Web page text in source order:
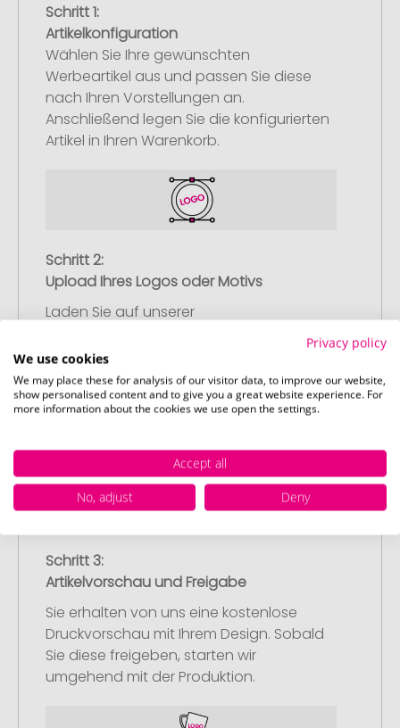
Schritt 1:
Artikelkonfiguration
Wählen Sie Ihre gewünschten
Werbeartikel aus und passen Sie diese
nach Ihren Vorstellungen an.
Anschließend legen Sie die konfigurierten
Artikel in Ihren Warenkorb.
Schritt 2:
Upload Ihres Logos oder Motivs
Laden Sie auf unserer
Bestellabschlussseite (Checkout) Ihr Logo
oder Motiv hoch und schließen Sie Ihre
Bestellung ab. Falls Sie gerade keine
passende Datei zur Verfügung haben,
können Sie diese gerne später
Schritt 3:
Artikelvorschau und Freigabe
Sie erhalten von uns eine kostenlose
Druckvorschau mit Ihrem Design. Sobald
Sie diese freigeben, starten wir
umgehend mit der Produktion.
Privacy policy
We use cookies
We may place these for analysis of our visitor data, to improve our website,
show personalised content and to give you a great website experience. For
more information about the cookies we use open the settings.
Accept all
No, adjust
Deny